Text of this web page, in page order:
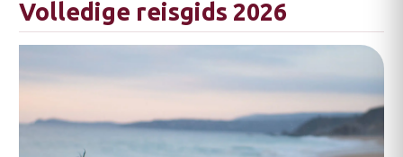
Volledige reisgids 2026